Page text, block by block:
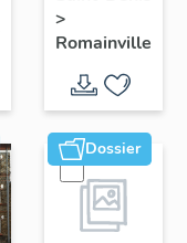
puis
Sanofi-
Aventis
>
Romainville
Dossier